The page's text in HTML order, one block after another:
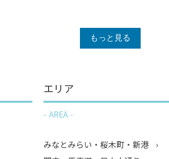
もっと見る
エリア
AREA
みなとみらい・桜木町・新港